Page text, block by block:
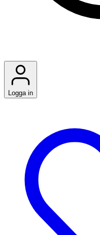
Logga in